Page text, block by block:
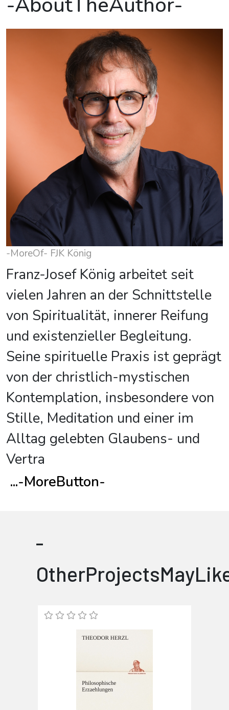
-MoreOf- FJK König
Franz-Josef König arbeitet seit
vielen Jahren an der Schnittstelle
von Spiritualität, innerer Reifung
und existenzieller Begleitung.
Seine spirituelle Praxis ist geprägt
von der christlich-mystischen
Kontemplation, insbesondere von
Stille, Meditation und einer im
Alltag gelebten Glaubens- und
Vertra
...-MoreButton-
-